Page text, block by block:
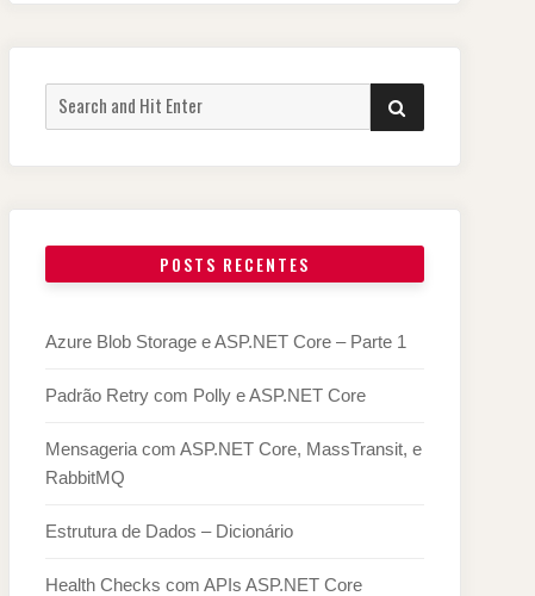
Search
for:
SEARCH
POSTS RECENTES
Azure Blob Storage e ASP.NET Core – Parte 1
Padrão Retry com Polly e ASP.NET Core
Mensageria com ASP.NET Core, MassTransit, e
RabbitMQ
Estrutura de Dados – Dicionário
Health Checks com APIs ASP.NET Core